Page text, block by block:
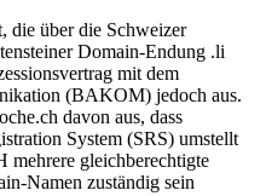
die über die Schweizer
Domain-Endung .li
mit dem
(BAKOM) jedoch aus.
davon aus, dass
System (SRS) umstellt
mehrere gleichberechtigte
Namen zuständig sein